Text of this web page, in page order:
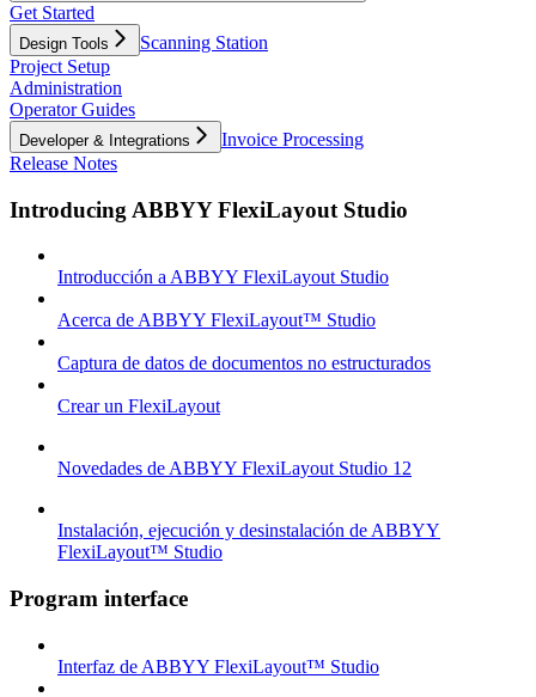
Get Started
Design Tools
Scanning Station
Project Setup
Administration
Operator Guides
Developer & Integrations
Invoice Processing
Release Notes
Introducing ABBYY FlexiLayout Studio
Introducción a ABBYY FlexiLayout Studio
Acerca de ABBYY FlexiLayout™ Studio
Captura de datos de documentos no estructurados
Crear un FlexiLayout
Novedades de ABBYY FlexiLayout Studio 12
Instalación, ejecución y desinstalación de ABBYY
FlexiLayout™ Studio
Program interface
Interfaz de ABBYY FlexiLayout™ Studio